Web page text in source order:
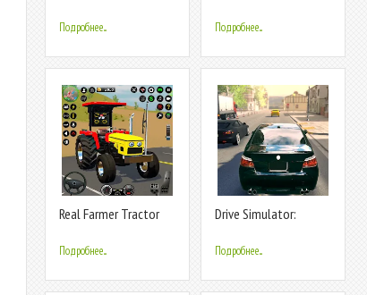
Подробнее... Подробнее...
Real Farmer Tractor
Подробнее...
Drive Simulator:
Подробнее...